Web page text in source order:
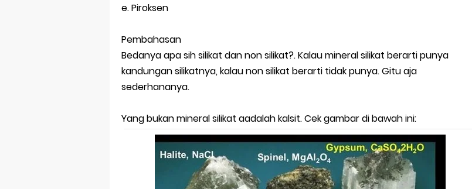
e. Piroksen
Pembahasan
Bedanya apa sih silikat dan non silikat?. Kalau mineral silikat berarti punya
kandungan silikatnya, kalau non silikat berarti tidak punya. Gitu aja
sederhananya.
Yang bukan mineral silikat aadalah kalsit. Cek gambar di bawah ini: